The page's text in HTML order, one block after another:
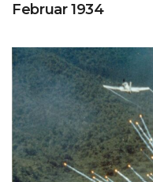
Februar 1934